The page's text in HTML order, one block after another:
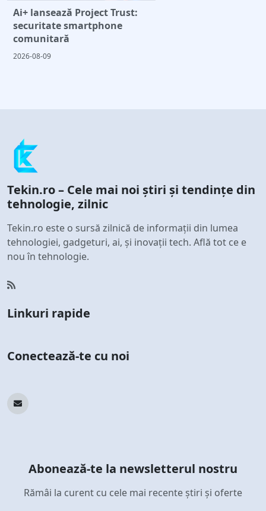
Ai+ lansează Project Trust:
securitate smartphone
comunitară
2026-08-09
Tekin.ro – Cele mai noi știri și tendințe din
tehnologie, zilnic
Tekin.ro este o sursă zilnică de informații din lumea
tehnologiei, gadgeturi, ai, și inovații tech. Află tot ce e
nou în tehnologie.
Linkuri rapide
Conectează-te cu noi
Abonează-te la newsletterul nostru
Rămâi la curent cu cele mai recente știri și oferte